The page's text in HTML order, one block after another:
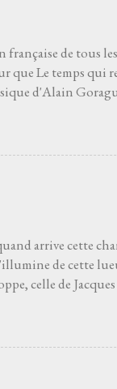
française de tous
Le temps qui
d'Alain
pas non plus
le cas, je le
arrive cette
de cette
celle de
matinale.
jamais l’avoir